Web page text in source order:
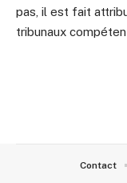
pas, il est fait
tribunaux
Contact